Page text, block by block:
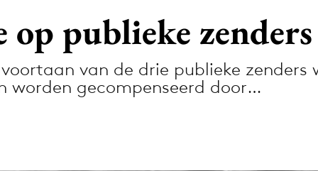
publieke
van de drie publieke zenders
worden gecompenseerd door…